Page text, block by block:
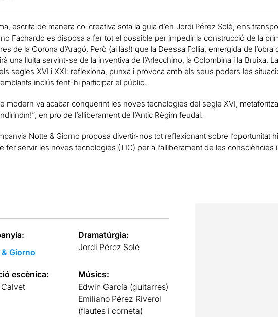
escrita de manera co-creativa sota la guia d’en Jordi Pérez Solé, ens
Fachardo es disposa a fer tot el possible per impedir la construcció de la
de la Corona d’Aragó. Però (ai làs!) que la Deessa Follia, emergida de l’obra
una lluita servint-se de la inventiva de l’Arlecchino, la Colombina i la Bruixa.
segles XVI i XXI: reflexiona, punxa i provoca amb els seus poders les
inclús fent-hi participar el públic.
modern va acabar conquerint les noves tecnologies del segle XVI,
en pro de l’alliberament de l’Antic Règim feudal.
Notte & Giorno proposa divertir-nos tot reflexionant sobre l’oportunitat
fer servir les noves tecnologies (TIC) per a l’alliberament de les consciències
Giorno
Dramatúrgia:
Jordi Pérez Solé
escènica:
Músics:
Edwin García (guitarres)
Emiliano Pérez Riverol
(flautes i corneta)